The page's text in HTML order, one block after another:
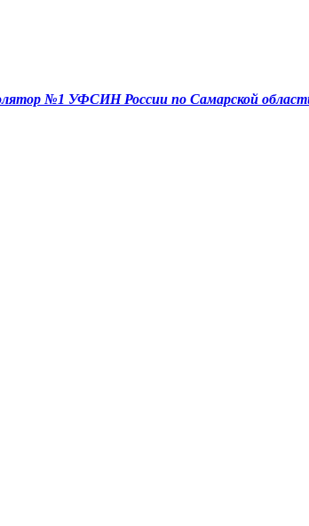
№1 УФСИН России по Самарской